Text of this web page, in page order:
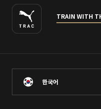
TRAIN WITH
한국어